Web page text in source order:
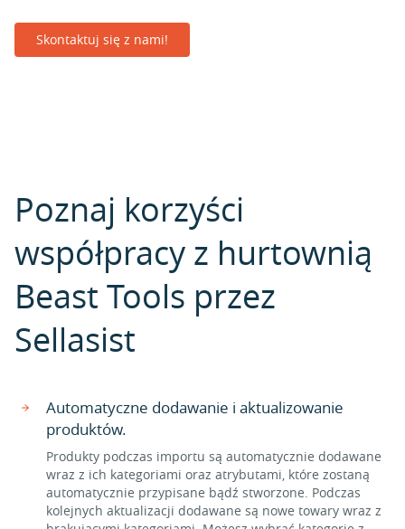
Skontaktuj się z nami!
Poznaj korzyści
współpracy z hurtownią
Beast Tools przez
Sellasist
Automatyczne dodawanie i aktualizowanie
produktów.
Produkty podczas importu są automatycznie dodawane
wraz z ich kategoriami oraz atrybutami, które zostaną
automatycznie przypisane bądź stworzone. Podczas
kolejnych aktualizacji dodawane są nowe towary wraz z